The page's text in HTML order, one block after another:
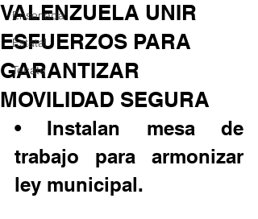
Ensenada
Estatal
Tecate
VALENZUELA UNIR
ESFUERZOS PARA
GARANTIZAR
MOVILIDAD SEGURA
• Instalan mesa de
trabajo para armonizar
ley municipal.